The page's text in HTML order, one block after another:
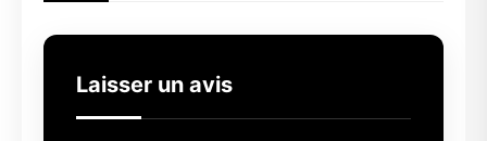
Laisser un avis